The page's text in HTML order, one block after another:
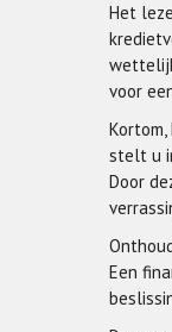
Het
voor
stelt u
Door
Een